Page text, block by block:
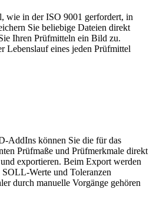
wie in der ISO 9001 gerfordert, in
Sie beliebige Dateien direkt
Ihren Prüfmitteln ein Bild zu.
Lebenslauf eines jeden Prüfmittel
AddIns können Sie die für das
Prüfmaße und Prüfmerkmale direkt
und exportieren. Beim Export werden
Werte und Toleranzen
durch manuelle Vorgänge gehören